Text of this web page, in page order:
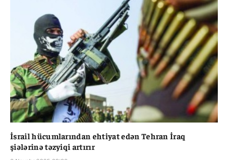
İsrail hücumlarından ehtiyat edən Tehran İraq
şiələrinə təzyiqi artırır